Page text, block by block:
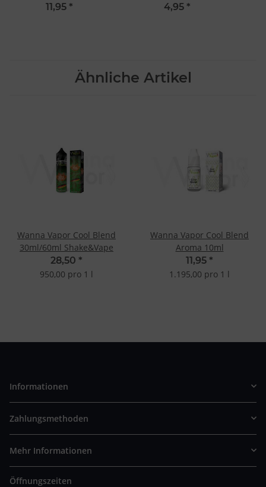
11,95 *
4,95 *
Ähnliche Artikel
Wanna Vapor Cool Blend
30ml/60ml Shake&Vape
28,50 *
950,00 pro 1 l
Wanna Vapor Cool Blend
Aroma 10ml
11,95 *
1.195,00 pro 1 l
Informationen
Zahlungsmethoden
Mehr Informationen
Öffnungszeiten